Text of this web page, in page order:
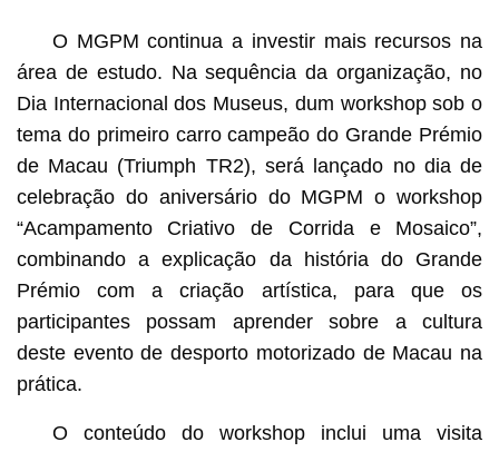
O MGPM continua a investir mais recursos na
área de estudo. Na sequência da organização, no
Dia Internacional dos Museus, dum workshop sob o
tema do primeiro carro campeão do Grande Prémio
de Macau (Triumph TR2), será lançado no dia de
celebração do aniversário do MGPM o workshop
“Acampamento Criativo de Corrida e Mosaico”,
combinando a explicação da história do Grande
Prémio com a criação artística, para que os
participantes possam aprender sobre a cultura
deste evento de desporto motorizado de Macau na
prática.
O conteúdo do workshop inclui uma visita